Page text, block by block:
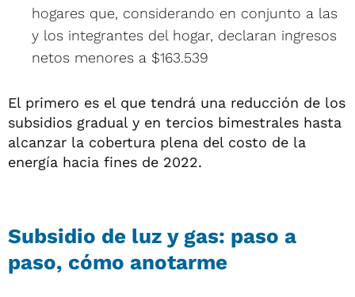
hogares que, considerando en conjunto a las
y los integrantes del hogar, declaran ingresos
netos menores a $163.539
El primero es el que tendrá una reducción de los
subsidios gradual y en tercios bimestrales hasta
alcanzar la cobertura plena del costo de la
energía hacia fines de 2022.
Subsidio de luz y gas: paso a
paso, cómo anotarme